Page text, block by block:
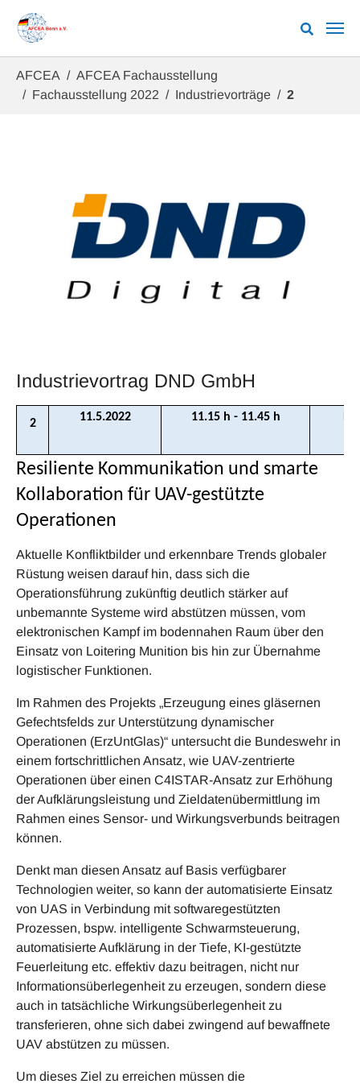
AFCEA
AFCEA Fachausstellung
Fachausstellung 2022
Industrievorträge 2
Industrievortrag DND GmbH
2 11.5.2022 11.15 h - 11.45 h
Resiliente Kommunikation und smarte
Kollaboration für UAV-gestützte
Operationen
Aktuelle Konfliktbilder und erkennbare Trends globaler
Rüstung weisen darauf hin, dass sich die
Operationsführung zukünftig deutlich stärker auf
unbemannte Systeme wird abstützen müssen, vom
elektronischen Kampf im bodennahen Raum über den
Einsatz von Loitering Munition bis hin zur Übernahme
logistischer Funktionen.
Im Rahmen des Projekts „Erzeugung eines gläsernen
Gefechtsfelds zur Unterstützung dynamischer
Operationen (ErzUntGlas)“ untersucht die Bundeswehr in
einem fortschrittlichen Ansatz, wie UAV-zentrierte
Operationen über einen C4ISTAR-Ansatz zur Erhöhung
der Aufklärungsleistung und Zieldatenübermittlung im
Rahmen eines Sensor- und Wirkungsverbunds beitragen
können.
Denkt man diesen Ansatz auf Basis verfügbarer
Technologien weiter, so kann der automatisierte Einsatz
von UAS in Verbindung mit softwaregestützten
Prozessen, bspw. intelligente Schwarmsteuerung,
automatisierte Aufklärung in der Tiefe, KI-gestützte
Feuerleitung etc. effektiv dazu beitragen, nicht nur
Informationsüberlegenheit zu erzeugen, sondern diese
auch in tatsächliche Wirkungsüberlegenheit zu
transferieren, ohne sich dabei zwingend auf bewaffnete
UAV abstützen zu müssen.
Um dieses Ziel zu erreichen müssen die